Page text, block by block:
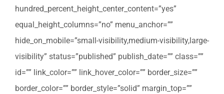
hundred_percent_height_center_content=”yes”
equal_height_columns=”no” menu_anchor=””
hide_on_mobile=”small-visibility,medium-visibility,large-
visibility” status=”published” publish_date=”” class=””
id=”” link_color=”” link_hover_color=”” border_size=””
border_color=”” border_style=”solid” margin_top=””